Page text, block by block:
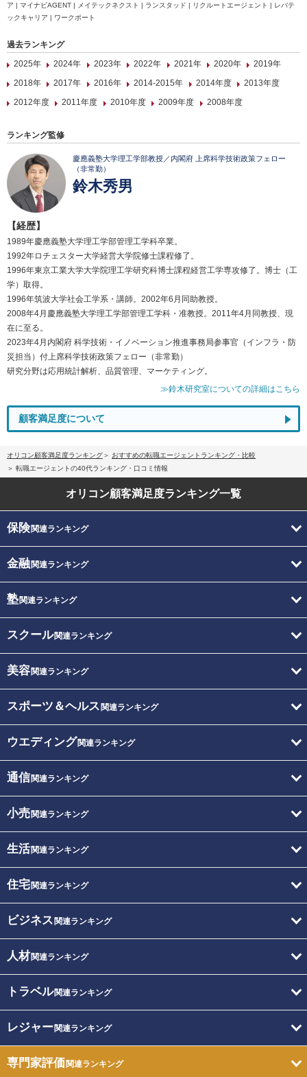
ア | マイナビAGENT | メイテックネクスト | ランスタッド | リクルートエージェント | レバテ
ックキャリア | ワークポート
過去ランキング
2025年
2024年 2023年 2022年 2021年 2020年
2019年
2018年
2017年 2016年 2014-2015年 2014年度
2013年度
2012年度
2011年度 2010年度 2009年度 2008年度
ランキング監修
慶應義塾大学理工学部教授／内閣府 上席科学技術政策フェロー
（非常勤）
鈴木秀男
【経歴】
1989年慶應義塾大学理工学部管理工学科卒業。
1992年ロチェスター大学経営大学院修士課程修了。
1996年東京工業大学大学院理工学研究科博士課程経営工学専攻修了。博士（工
学）取得。
1996年筑波大学社会工学系・講師。2002年6月同助教授。
2008年4月慶應義塾大学理工学部管理工学科・准教授。2011年4月同教授、現
在に至る。
2023年4月内閣府 科学技術・イノベーション推進事務局参事官（インフラ・防
災担当）付上席科学技術政策フェロー（非常勤）
研究分野は応用統計解析、品質管理、マーケティング。
≫鈴木研究室についての詳細はこちら
顧客満足度について
オリコン顧客満足度ランキング
おすすめの転職エージェントランキング・比較
転職エージェントの40代ランキング・口コミ情報
オリコン顧客満足度ランキング一覧
保険関連ランキング
金融関連ランキング
塾関連ランキング
スクール関連ランキング
美容関連ランキング
スポーツ＆ヘルス 関連ランキング
ウエディング関連ランキング
通信関連ランキング
小売関連ランキング
生活関連ランキング
住宅関連ランキング
ビジネス 関連ランキング
人材関連ランキング
トラベル関連ランキング
レジャー関連ランキング
専門家評価関連ランキング